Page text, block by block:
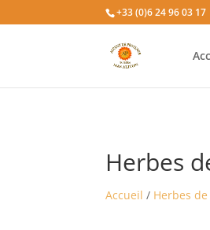
+33 (0)6 24 96 03 17
Herbes
Accueil / Herbes